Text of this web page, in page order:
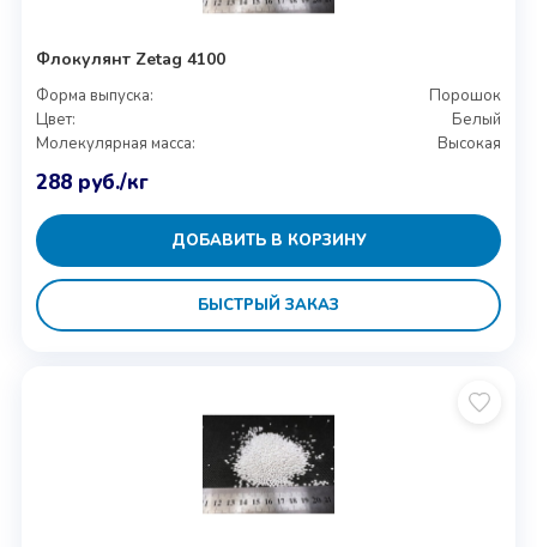
Флокулянт Zetag 4100
Форма выпуска:
Порошок
Цвет:
Белый
Молекулярная масса:
Высокая
288 руб./кг
ДОБАВИТЬ В КОРЗИНУ
БЫСТРЫЙ ЗАКАЗ